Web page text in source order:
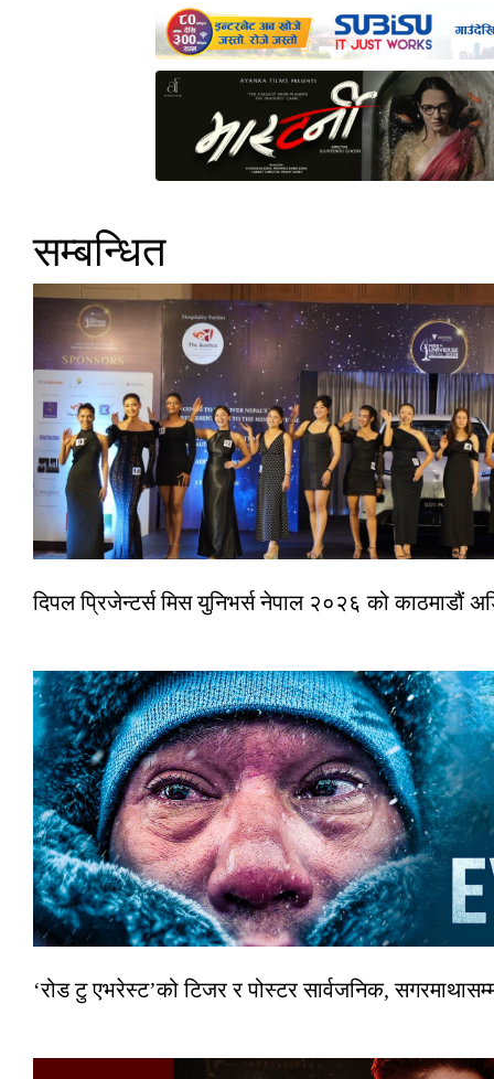
सम्बन्धित
दिपल प्रिजेन्टर्स मिस युनिभर्स नेपाल २०२६ को काठमाडौं
‘रोड टु एभरेस्ट’को टिजर र पोस्टर सार्वजनिक,